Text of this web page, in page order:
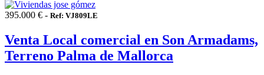
395.000 € - Ref: VJ809LE
Venta Local comercial en Son Armadams,
Terreno Palma de Mallorca